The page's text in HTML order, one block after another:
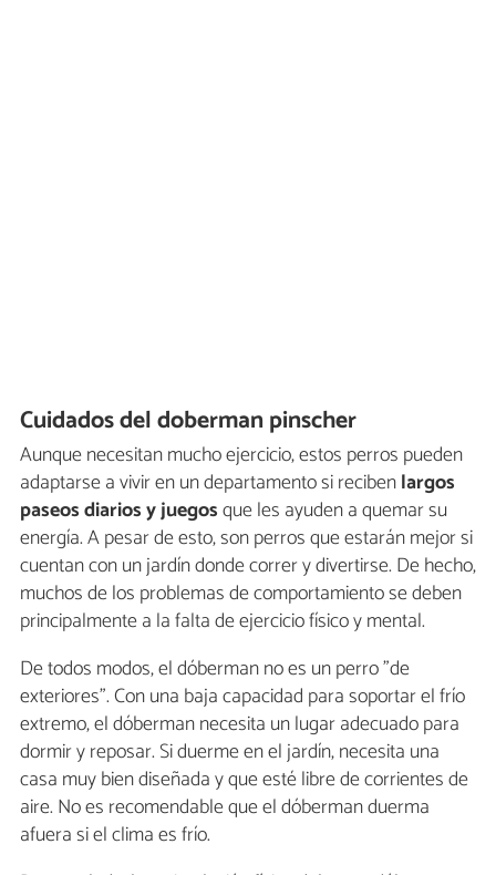
Cuidados del doberman pinscher
Aunque necesitan mucho ejercicio, estos perros pueden
adaptarse a vivir en un departamento si recibenlargos
paseos diarios y juegosque les ayuden a quemar su
energía. A pesar de esto, son perros que estarán mejor si
cuentan con un jardín donde correr y divertirse. De hecho,
muchos de los problemas de comportamiento se deben
principalmente a la falta de ejercicio físico y mental.
De todos modos, el dóberman no es un perro "de
exteriores". Con una baja capacidad para soportar el frío
extremo, el dóberman necesita un lugar adecuado para
dormir y reposar. Si duerme en el jardín, necesita una
casa muy bien diseñada y que esté libre de corrientes de
aire. No es recomendable que el dóberman duerma
afuera si el clima es frío.